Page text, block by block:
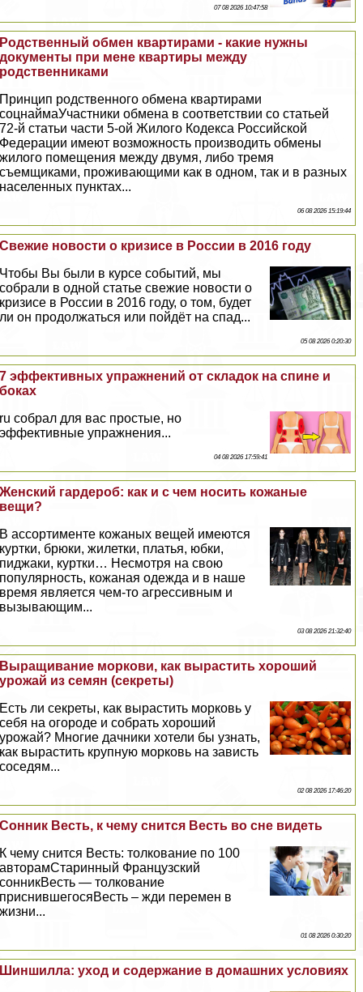
07 08 2026 10:47:58
Родственный обмен квартирами - какие нужны
документы при мене квартиры между
родственниками
Принцип родственного обмена квартирами
соцнаймаУчастники обмена в соответствии со статьей
72-й статьи части 5-ой Жилого Кодекса Российской
Федерации имеют возможность производить обмены
жилого помещения между двумя, либо тремя
съемщиками, проживающими как в одном, так и в разных
населенных пунктах...
06 08 2026 15:19:44
Свежие новости о кризисе в России в 2016 году
Чтобы Вы были в курсе событий, мы
собрали в одной статье свежие новости о
кризисе в России в 2016 году, о том, будет
ли он продолжаться или пойдёт на спад...
05 08 2026 0:20:30
7 эффективных упражнений от складок на спине и
боках
ru собрал для вас простые, но
эффективные упражнения...
04 08 2026 17:59:41
Женский гардероб: как и с чем носить кожаные
вещи?
В ассортименте кожаных вещей имеются
куртки, брюки, жилетки, платья, юбки,
пиджаки, куртки… Несмотря на свою
популярность, кожаная одежда и в наше
время является чем-то агрессивным и
вызывающим...
03 08 2026 21:32:40
Выращивание моркови, как вырастить хороший
урожай из семян (секреты)
Есть ли секреты, как вырастить морковь у
себя на огороде и собрать хороший
урожай? Многие дачники хотели бы узнать,
как вырастить крупную морковь на зависть
соседям...
02 08 2026 17:46:20
Сонник Весть, к чему снится Весть во сне видеть
К чему снится Весть: толкование по 100
авторамСтаринный Французский
сонникВесть — толкование
приснившегосяВесть – жди перемен в
жизни...
01 08 2026 0:30:20
Шиншилла: уход и содержание в домашних условиях